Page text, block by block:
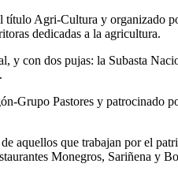
Agri-Cultura y organizado
dedicadas a la agricultura.
y con dos pujas: la Subasta
Grupo Pastores y
aquellos que trabajan por el
Monegros, Sariñena y